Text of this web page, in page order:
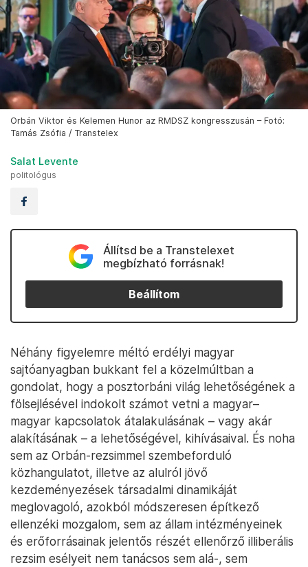
Orbán Viktor és Kelemen Hunor az RMDSZ kongresszusán – Fotó:
Tamás Zsófia / Transtelex
Salat Levente
politológus
Állítsd be a Transtelexet
megbízható forrásnak!
Beállítom
Néhány figyelemre méltó erdélyi magyar
sajtóanyagban bukkant fel a közelmúltban a
gondolat, hogy a posztorbáni világ lehetőségének a
fölsejlésével indokolt számot vetni a magyar–
magyar kapcsolatok átalakulásának – vagy akár
alakításának – a lehetőségével, kihívásaival. És noha
sem az Orbán-rezsimmel szembeforduló
közhangulatot, illetve az alulról jövő
kezdeményezések társadalmi dinamikáját
meglovagoló, azokból módszeresen építkező
ellenzéki mozgalom, sem az állam intézményeinek
és erőforrásainak jelentős részét ellenőrző illiberális
rezsim esélyeit nem tanácsos sem alá-, sem